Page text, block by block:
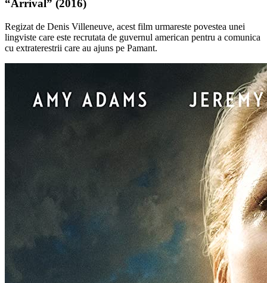
“Arrival” (2016)
Regizat de Denis Villeneuve, acest film urmareste povestea unei
lingviste care este recrutata de guvernul american pentru a comunica
cu extraterestrii care au ajuns pe Pamant.